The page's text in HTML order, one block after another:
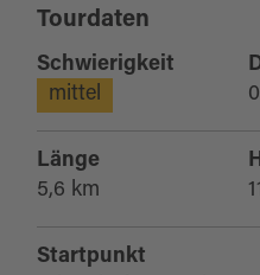
Tourdaten
Schwierigkeit
mittel
Länge
5,6 km
Startpunkt